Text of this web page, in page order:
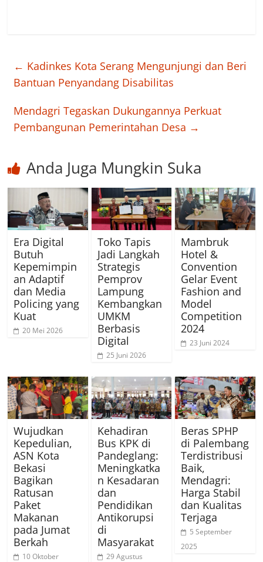
← Kadinkes Kota Serang Mengunjungi dan Beri
Bantuan Penyandang Disabilitas
Mendagri Tegaskan Dukungannya Perkuat
Pembangunan Pemerintahan Desa →
Anda Juga Mungkin Suka
Era Digital
Butuh
Kepemimpin
an Adaptif
dan Media
Policing yang
Kuat
20 Mei 2026
Toko Tapis
Jadi Langkah
Strategis
Pemprov
Lampung
Kembangkan
UMKM
Berbasis
Digital
25 Juni 2026
Mambruk
Hotel &
Convention
Gelar Event
Fashion and
Model
Competition
2024
23 Juni 2024
Wujudkan
Kepedulian,
ASN Kota
Bekasi
Bagikan
Ratusan
Paket
Makanan
pada Jumat
Berkah
10 Oktober
Kehadiran
Bus KPK di
Pandeglang:
Meningkatka
n Kesadaran
dan
Pendidikan
Antikorupsi
di
Masyarakat
29 Agustus
Beras SPHP
di Palembang
Terdistribusi
Baik,
Mendagri:
Harga Stabil
dan Kualitas
Terjaga
5 September
2025